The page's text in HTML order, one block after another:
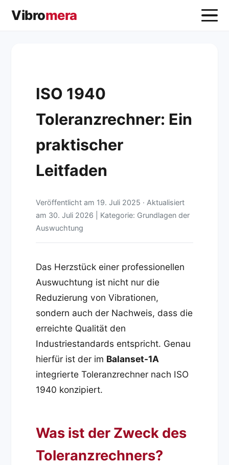
Vibromera
ISO 1940
Toleranzrechner: Ein
praktischer
Leitfaden
Veröffentlicht am 19. Juli 2025 ·Aktualisiert
am 30. Juli 2026 | Kategorie: Grundlagen der
Auswuchtung
Das Herzstück einer professionellen
Auswuchtung ist nicht nur die
Reduzierung von Vibrationen,
sondern auch der Nachweis, dass die
erreichte Qualität den
Industriestandards entspricht. Genau
hierfür ist der im Balanset-1A
integrierte Toleranzrechner nach ISO
1940 konzipiert.
Was ist der Zweck des
Toleranzrechners?